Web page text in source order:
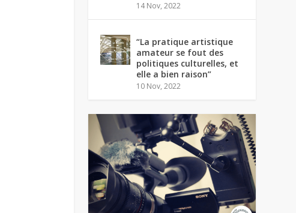
14 Nov, 2022
“La pratique artistique
amateur se fout des
politiques culturelles, et
elle a bien raison”
10 Nov, 2022